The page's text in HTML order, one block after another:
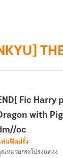
THE
Fic Harry
with
oc
นฟิคฝรั่ง
หมวยกระโปรงแดงง